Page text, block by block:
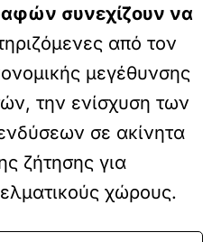
συνεχίζουν να
από τον
μεγέθυνσης
την ενίσχυση των
σε ακίνητα
ζήτησης για
χώρους.